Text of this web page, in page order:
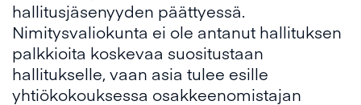
hallitusjäsenyyden päättyessä.
Nimitysvaliokunta ei ole antanut hallituksen
palkkioita koskevaa suositustaan
hallitukselle, vaan asia tulee esille
yhtiökokouksessa osakkeenomistajan